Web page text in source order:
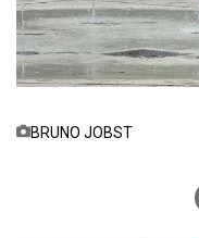
BRUNO JOBST